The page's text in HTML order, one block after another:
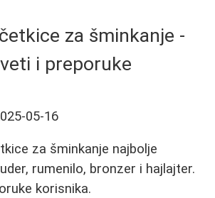
za šminkanje -
i preporuke
05-16
za šminkanje najbolje
rumenilo, bronzer i hajlajter.
korisnika.